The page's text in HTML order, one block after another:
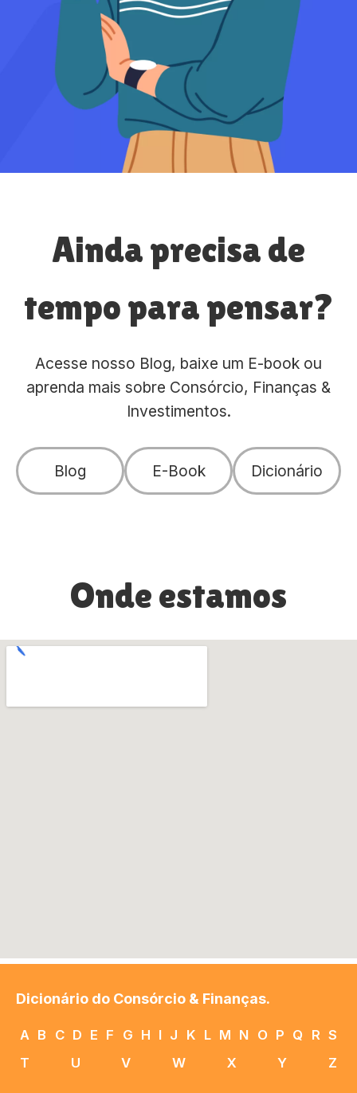
Ainda precisa de
tempo para pensar?
Acesse nosso Blog, baixe um E-book ou
aprenda mais sobre Consórcio, Finanças &
Investimentos.
Blog E-Book Dicionário
Onde estamos
Dicionário do Consórcio & Finanças.
A B C D E F G H I J K L M N O P Q R S
T
U V W X Y Z